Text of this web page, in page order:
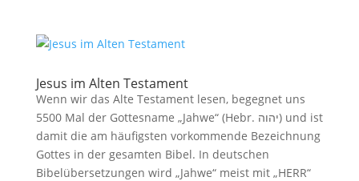
Jesus im Alten Testament
Wenn wir das Alte Testament lesen, begegnet uns
5500 Mal der Gottesname „Jahwe“ (Hebr. יהוה) und ist
damit die am häufigsten vorkommende Bezeichnung
Gottes in der gesamten Bibel. In deutschen
Bibelübersetzungen wird „Jahwe“ meist mit „HERR“